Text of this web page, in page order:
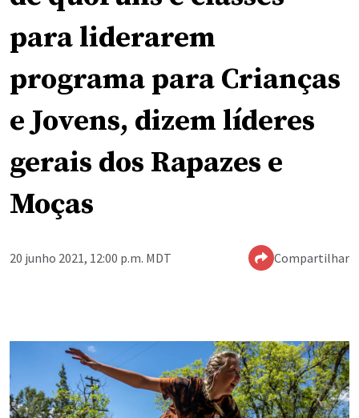
para liderarem
programa para Crianças
e Jovens, dizem líderes
gerais dos Rapazes e
Moças
20 junho 2021, 12:00 p.m. MDT Compartilhar